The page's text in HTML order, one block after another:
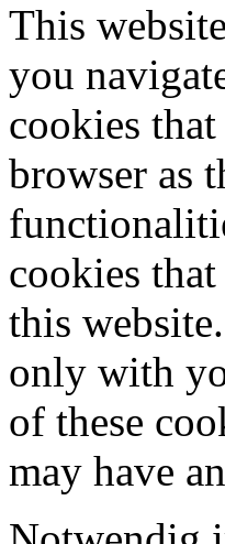
This
you
cookies
browser as
cookies
this
only with
of these
may have